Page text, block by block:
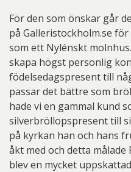
För den som önskar går
på Galleristockholm.se
som ett Nylénskt
skapa högst personlig
födelsedagspresent till
passar det bättre som
hade vi en gammal kund
silverbröllopspresent till
på kyrkan han och hans
åkt med och detta
blev en mycket